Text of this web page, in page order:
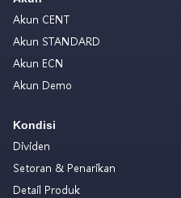
Akun CENT
Akun STANDARD
Akun ECN
Akun Demo
Kondisi
Dividen
Setoran & Penarikan
Detail Produk